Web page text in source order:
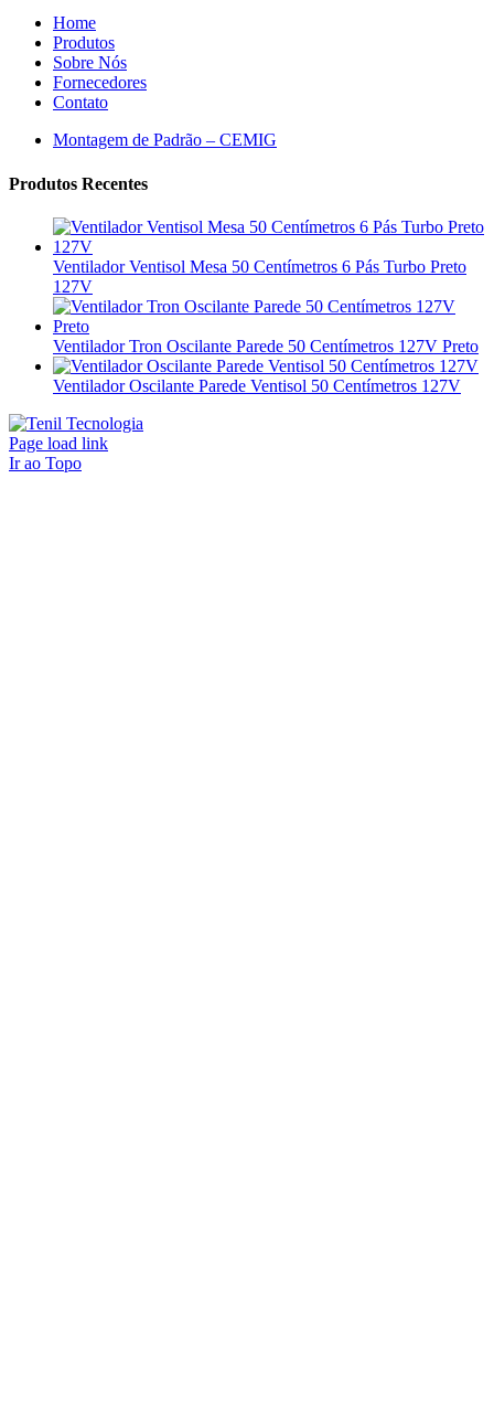
Home
Produtos
Sobre Nós
Fornecedores
Contato
Montagem de Padrão – CEMIG
Produtos Recentes
Ventilador Ventisol Mesa 50 Centímetros 6 Pás Turbo Preto
127V
Ventilador Tron Oscilante Parede 50 Centímetros 127V Preto
Ventilador Oscilante Parede Ventisol 50 Centímetros 127V
Page load link
Ir ao Topo